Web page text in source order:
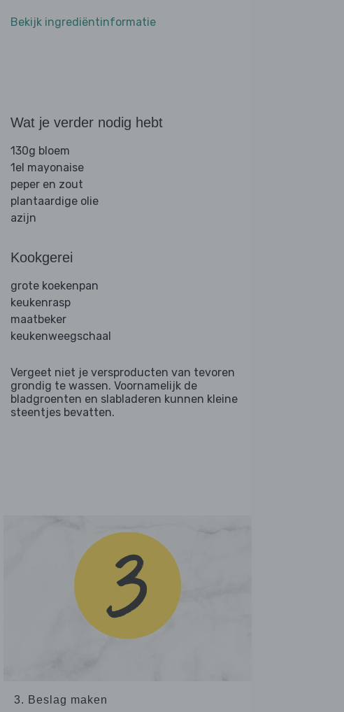
Bekijk ingrediëntinformatie
Wat je verder nodig hebt
130g bloem
1el mayonaise
peper en zout
plantaardige olie
azijn
Kookgerei
grote koekenpan
keukenrasp
maatbeker
keukenweegschaal
Vergeet niet je versproducten van tevoren
grondig te wassen. Voornamelijk de
bladgroenten en slabladeren kunnen kleine
steentjes bevatten.
3. Beslag maken